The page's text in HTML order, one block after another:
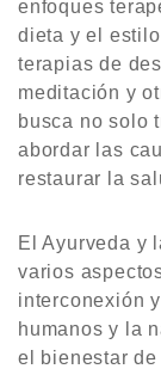
enfoques
dieta y el
terapias de
meditación y
busca no solo
abordar las
restaurar la
El Ayurveda y
varios
interconexión
humanos y la
el bienestar